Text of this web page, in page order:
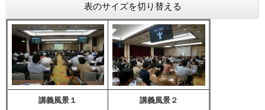
表のサイズを切り替える
講義風景１
講義風景２